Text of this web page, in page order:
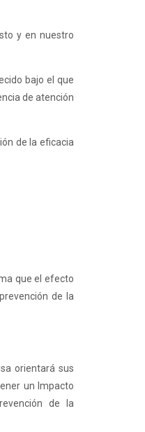
y en nuestro
bajo el que
de atención
de la eficacia
que el efecto
de la
orientará sus
un Impacto
de la